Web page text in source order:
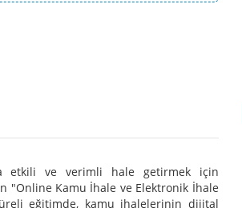
etkili ve verimli hale getirmek için
"Online Kamu İhale ve Elektronik İhale
eğitimde, kamu ihalelerinin dijital